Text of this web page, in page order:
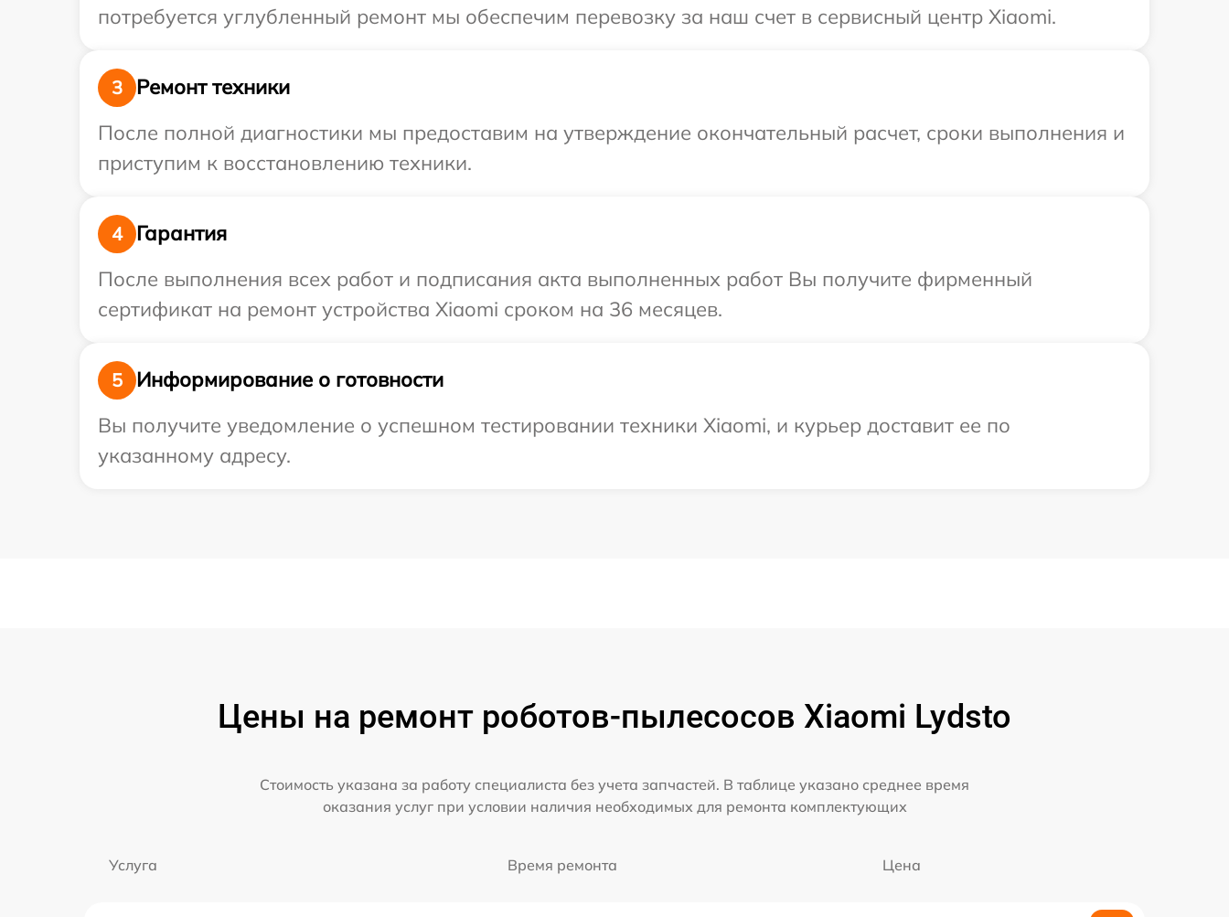
потребуется углубленный ремонт мы обеспечим перевозку за наш счет в сервисный центр Xiaomi.
3
Ремонт техники
После полной диагностики мы предоставим на утверждение окончательный расчет, сроки выполнения и
приступим к восстановлению техники.
4
Гарантия
После выполнения всех работ и подписания акта выполненных работ Вы получите фирменный
сертификат на ремонт устройства Xiaomi сроком на 36 месяцев.
5
Информирование о готовности
Вы получите уведомление о успешном тестировании техники Xiaomi, и курьер доставит ее по
указанному адресу.
Цены на ремонт роботов-пылесосов Xiaomi Lydsto
Стоимость указана за работу специалиста без учета запчастей. В таблице указано среднее время
оказания услуг при условии наличия необходимых для ремонта комплектующих
Услуга Время ремонта Цена